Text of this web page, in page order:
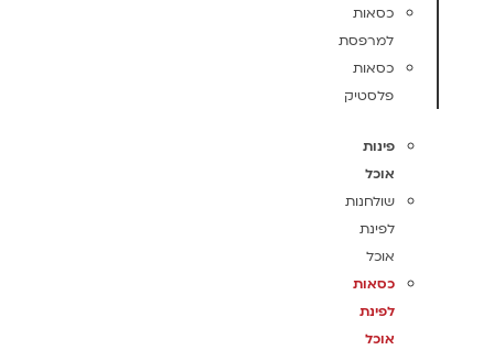
כסאות
למרפסת
כסאות
פלסטיק
פינות
אוכל
שולחנות
לפינת
אוכל
כסאות
לפינת
אוכל